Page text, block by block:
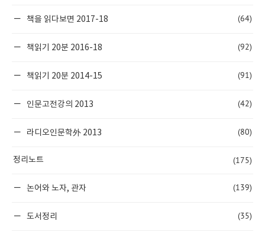
책을 읽다보면 2017-18 (64)
책읽기 20분 2016-18 (92)
책읽기 20분 2014-15 (91)
인문고전강의 2013 (42)
라디오인문학外 2013 (80)
정리노트 (175)
논어와 노자, 관자 (139)
도서정리 (35)